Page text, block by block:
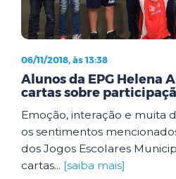
06/11/2018, às 13:38
Alunos da EPG Helena
cartas sobre
Emoção, interação e muita
os sentimentos
dos Jogos Escolares
cartas... [saiba mais]